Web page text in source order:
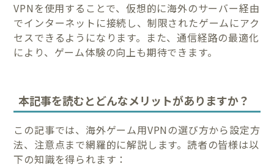
VPNを使用することで、仮想的に海外のサーバー経由
でインターネットに接続し、制限されたゲームにアク
セスできるようになります。また、通信経路の最適化
により、ゲーム体験の向上も期待できます。
本記事を読むとどんなメリットがありますか？
この記事では、海外ゲーム用VPNの選び方から設定方
法、注意点まで網羅的に解説します。読者の皆様は以
下の知識を得られます：